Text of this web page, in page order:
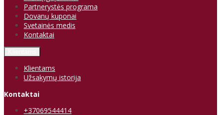
Partnerystės programa
Dovanų kuponai
Svetainės medis
Kontaktai
Klientams
Užsakymų istorija
Kontaktai
+37069544414